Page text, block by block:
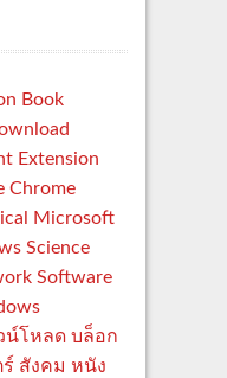
Book
Extension
Chrome
Microsoft
Science
Software
น์โหลด บล็อก
สังคม หนัง